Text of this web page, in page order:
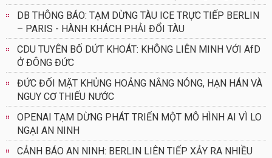
DB THÔNG BÁO: TẠM DỪNG TÀU ICE TRỰC TIẾP BERLIN
– PARIS - HÀNH KHÁCH PHẢI ĐỔI TÀU
CDU TUYÊN BỐ DỨT KHOÁT: KHÔNG LIÊN MINH VỚI AfD
Ở ĐÔNG ĐỨC
ĐỨC ĐỐI MẶT KHỦNG HOẢNG NẮNG NÓNG, HẠN HÁN VÀ
NGUY CƠ THIẾU NƯỚC
OPENAI TẠM DỪNG PHÁT TRIỂN MỘT MÔ HÌNH AI VÌ LO
NGẠI AN NINH
CẢNH BÁO AN NINH: BERLIN LIÊN TIẾP XẢY RA NHIỀU